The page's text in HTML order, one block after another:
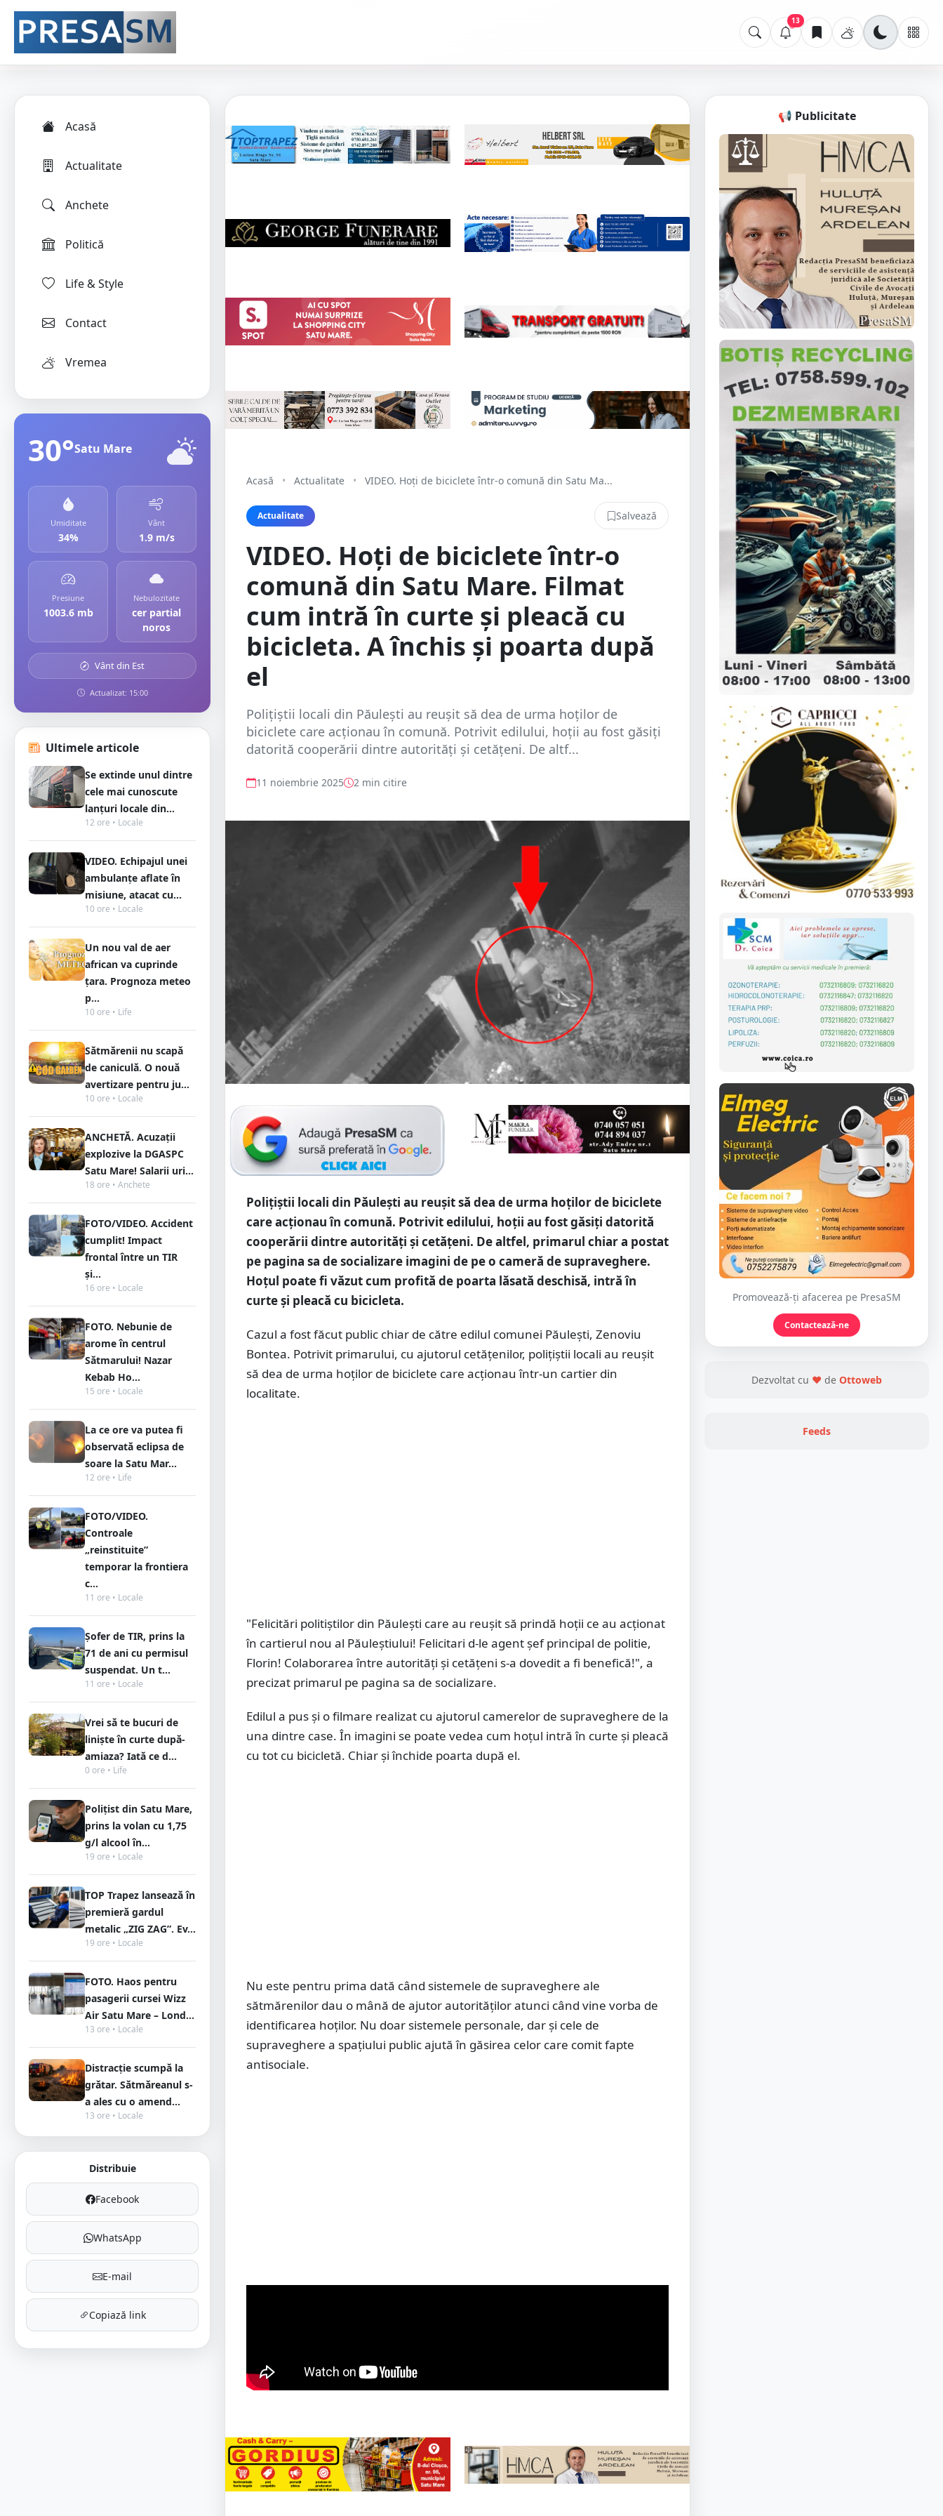
13
Acasă
Actualitate
Anchete
Politică
Life & Style
Contact
Vremea
30°Satu Mare
Umiditate
34%
Vânt
1.9 m/s
Presiune
1003.6 mb
Nebulozitate
cer partial
noros
Vânt din Est
Actualizat: 15:00
Ultimele articole
Se extinde unul dintre
cele mai cunoscute
lanțuri locale din...
12 ore • Locale
VIDEO. Echipajul unei
ambulanțe aflate în
misiune, atacat cu...
10 ore • Locale
Un nou val de aer
african va cuprinde
țara. Prognoza meteo
p...
10 ore • Life
Sătmărenii nu scapă
de caniculă. O nouă
avertizare pentru ju...
10 ore • Locale
ANCHETĂ. Acuzații
explozive la DGASPC
Satu Mare! Salarii uri...
18 ore • Anchete
FOTO/VIDEO. Accident
cumplit! Impact
frontal între un TIR
și...
16 ore • Locale
FOTO. Nebunie de
arome în centrul
Sătmarului! Nazar
Kebab Ho...
15 ore • Locale
La ce ore va putea fi
observată eclipsa de
soare la Satu Mar...
12 ore • Life
FOTO/VIDEO.
Controale
„reinstituite”
temporar la frontiera
c...
11 ore • Locale
Șofer de TIR, prins la
71 de ani cu permisul
suspendat. Un t...
11 ore • Locale
Vrei să te bucuri de
liniște în curte după-
amiaza? Iată ce d...
0 ore • Life
Polițist din Satu Mare,
prins la volan cu 1,75
g/l alcool în...
19 ore • Locale
TOP Trapez lansează în
premieră gardul
metalic „ZIG ZAG”. Ev...
19 ore • Locale
FOTO. Haos pentru
pasagerii cursei Wizz
Air Satu Mare – Lond...
13 ore • Locale
Distracție scumpă la
grătar. Sătmăreanul s-
a ales cu o amend...
13 ore • Locale
Distribuie
Facebook
WhatsApp
E-mail
Copiază link
Acasă • Actualitate • VIDEO. Hoți de biciclete într-o comună din Satu Ma...
Actualitate Salvează
VIDEO. Hoți de biciclete într-o
comună din Satu Mare. Filmat
cum intră în curte și pleacă cu
bicicleta. A închis și poarta după
el
Polițiștii locali din Păulești au reușit să dea de urma hoților de
biciclete care acționau în comună. Potrivit edilului, hoții au fost găsiți
datorită cooperării dintre autorități și cetățeni. De altf...
11 noiembrie 2025 2 min citire
Polițiștii locali din Păulești au reușit să dea de urma hoților de biciclete
care acționau în comună. Potrivit edilului, hoții au fost găsiți datorită
cooperării dintre autorități și cetățeni. De altfel, primarul chiar a postat
pe pagina sa de socializare imagini de pe o cameră de supraveghere.
Hoțul poate fi văzut cum profită de poarta lăsată deschisă, intră în
curte și pleacă cu bicicleta.
Cazul a fost făcut public chiar de către edilul comunei Păulești, Zenoviu
Bontea. Potrivit primarului, cu ajutorul cetățenilor, polițiștii locali au reușit
să dea de urma hoților de biciclete care acționau într-un cartier din
localitate.
"Felicitări politiștilor din Păulești care au reușit să prindă hoții ce au acționat
în cartierul nou al Păuleștiului! Felicitari d-le agent șef principal de politie,
Florin! Colaborarea între autorități și cetățeni s-a dovedit a fi benefică!", a
precizat primarul pe pagina sa de socializare.
Edilul a pus și o filmare realizat cu ajutorul camerelor de supraveghere de la
una dintre case. În imagini se poate vedea cum hoțul intră în curte și pleacă
cu tot cu bicicletă. Chiar și închide poarta după el.
Nu este pentru prima dată când sistemele de supraveghere ale
sătmărenilor dau o mână de ajutor autorităților atunci când vine vorba de
identificarea hoților. Nu doar sistemele personale, dar și cele de
supraveghere a spațiului public ajută în găsirea celor care comit fapte
antisociale.
📢 Publicitate
Promovează-ți afacerea pe PresaSM
Contactează-ne
Dezvoltat cu ❤ de Ottoweb
Feeds